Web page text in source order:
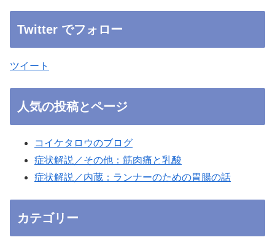
Twitter でフォロー
ツイート
人気の投稿とページ
コイケタロウのブログ
症状解説／その他：筋肉痛と乳酸
症状解説／内蔵：ランナーのための胃腸の話
カテゴリー